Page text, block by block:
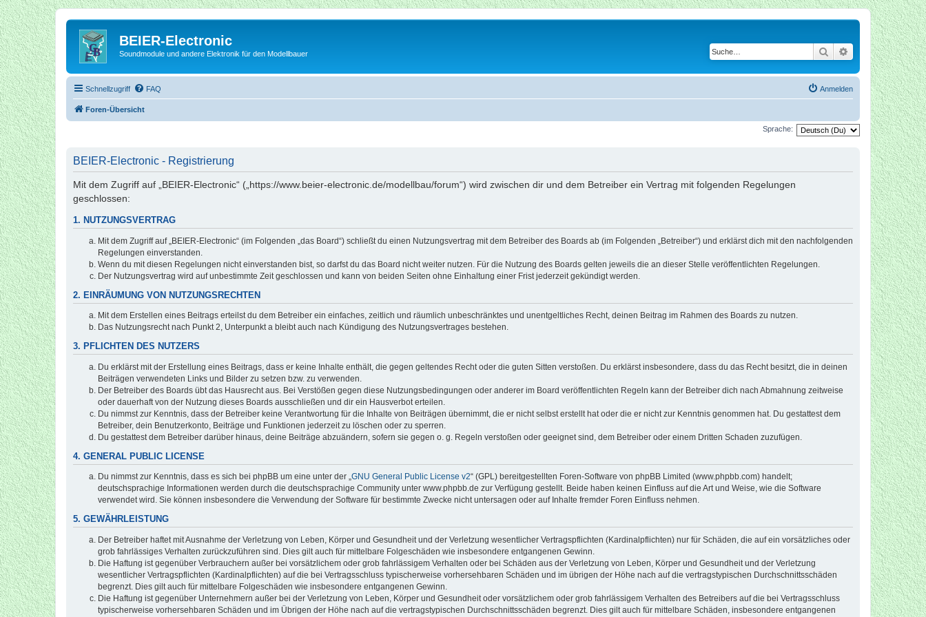
BEIER-Electronic
Soundmodule und andere Elektronik für den Modellbauer Suche Erweiterte Suche
Schnellzugriff FAQ Anmelden
Foren-Übersicht
Sprache:
BEIER-Electronic - Registrierung
Mit dem Zugriff auf „BEIER-Electronic“ („https://www.beier-electronic.de/modellbau/forum“) wird zwischen dir und dem Betreiber ein Vertrag mit folgenden Regelungen
geschlossen:
1. NUTZUNGSVERTRAG
Mit dem Zugriff auf „BEIER-Electronic“ (im Folgenden „das Board“) schließt du einen Nutzungsvertrag mit dem Betreiber des Boards ab (im Folgenden „Betreiber“) und erklärst dich mit den nachfolgenden
Regelungen einverstanden.
Wenn du mit diesen Regelungen nicht einverstanden bist, so darfst du das Board nicht weiter nutzen. Für die Nutzung des Boards gelten jeweils die an dieser Stelle veröffentlichten Regelungen.
Der Nutzungsvertrag wird auf unbestimmte Zeit geschlossen und kann von beiden Seiten ohne Einhaltung einer Frist jederzeit gekündigt werden.
2. EINRÄUMUNG VON NUTZUNGSRECHTEN
Mit dem Erstellen eines Beitrags erteilst du dem Betreiber ein einfaches, zeitlich und räumlich unbeschränktes und unentgeltliches Recht, deinen Beitrag im Rahmen des Boards zu nutzen.
Das Nutzungsrecht nach Punkt 2, Unterpunkt a bleibt auch nach Kündigung des Nutzungsvertrages bestehen.
3. PFLICHTEN DES NUTZERS
Du erklärst mit der Erstellung eines Beitrags, dass er keine Inhalte enthält, die gegen geltendes Recht oder die guten Sitten verstoßen. Du erklärst insbesondere, dass du das Recht besitzt, die in deinen
Beiträgen verwendeten Links und Bilder zu setzen bzw. zu verwenden.
Der Betreiber des Boards übt das Hausrecht aus. Bei Verstößen gegen diese Nutzungsbedingungen oder anderer im Board veröffentlichten Regeln kann der Betreiber dich nach Abmahnung zeitweise
oder dauerhaft von der Nutzung dieses Boards ausschließen und dir ein Hausverbot erteilen.
Du nimmst zur Kenntnis, dass der Betreiber keine Verantwortung für die Inhalte von Beiträgen übernimmt, die er nicht selbst erstellt hat oder die er nicht zur Kenntnis genommen hat. Du gestattest dem
Betreiber, dein Benutzerkonto, Beiträge und Funktionen jederzeit zu löschen oder zu sperren.
Du gestattest dem Betreiber darüber hinaus, deine Beiträge abzuändern, sofern sie gegen o. g. Regeln verstoßen oder geeignet sind, dem Betreiber oder einem Dritten Schaden zuzufügen.
4. GENERAL PUBLIC LICENSE
Du nimmst zur Kenntnis, dass es sich bei phpBB um eine unter der „GNU General Public License v2“ (GPL) bereitgestellten Foren-Software von phpBB Limited (www.phpbb.com) handelt;
deutschsprachige Informationen werden durch die deutschsprachige Community unter www.phpbb.de zur Verfügung gestellt. Beide haben keinen Einfluss auf die Art und Weise, wie die Software
verwendet wird. Sie können insbesondere die Verwendung der Software für bestimmte Zwecke nicht untersagen oder auf Inhalte fremder Foren Einfluss nehmen.
5. GEWÄHRLEISTUNG
Der Betreiber haftet mit Ausnahme der Verletzung von Leben, Körper und Gesundheit und der Verletzung wesentlicher Vertragspflichten (Kardinalpflichten) nur für Schäden, die auf ein vorsätzliches oder
grob fahrlässiges Verhalten zurückzuführen sind. Dies gilt auch für mittelbare Folgeschäden wie insbesondere entgangenen Gewinn.
Die Haftung ist gegenüber Verbrauchern außer bei vorsätzlichem oder grob fahrlässigem Verhalten oder bei Schäden aus der Verletzung von Leben, Körper und Gesundheit und der Verletzung
wesentlicher Vertragspflichten (Kardinalpflichten) auf die bei Vertragsschluss typischerweise vorhersehbaren Schäden und im übrigen der Höhe nach auf die vertragstypischen Durchschnittsschäden
begrenzt. Dies gilt auch für mittelbare Folgeschäden wie insbesondere entgangenen Gewinn.
Die Haftung ist gegenüber Unternehmern außer bei der Verletzung von Leben, Körper und Gesundheit oder vorsätzlichem oder grob fahrlässigem Verhalten des Betreibers auf die bei Vertragsschluss
typischerweise vorhersehbaren Schäden und im Übrigen der Höhe nach auf die vertragstypischen Durchschnittsschäden begrenzt. Dies gilt auch für mittelbare Schäden, insbesondere entgangenen